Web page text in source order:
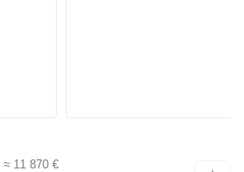
≈ 11 870 €